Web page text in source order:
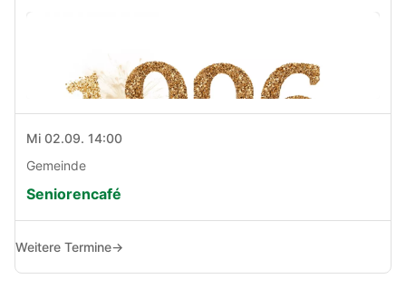
Mi 02.09. 14:00
Gemeinde
Seniorencafé
Weitere Termine→